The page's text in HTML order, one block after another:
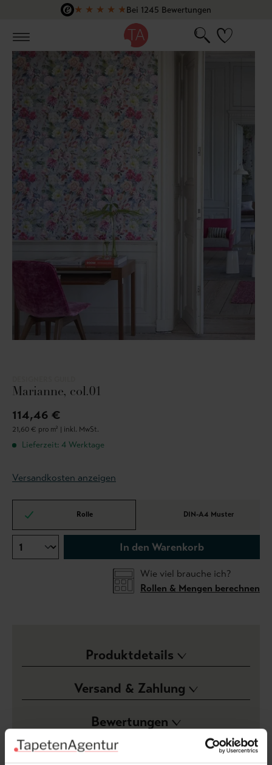
Zum Hauptinhalt springen
★ ★ ★ ★ ★Bei 1245 Bewertungen
Marianne, col.01
114,46 €
21,60 € pro m² | inkl. MwSt.
Lieferzeit: 4 Werktage
Versandkosten anzeigen
Rolle DIN-A4 Muster
In den Warenkorb
Wie viel brauche ich?
Rollen & Mengen berechnen
Produktdetails
Versand & Zahlung
Bewertungen